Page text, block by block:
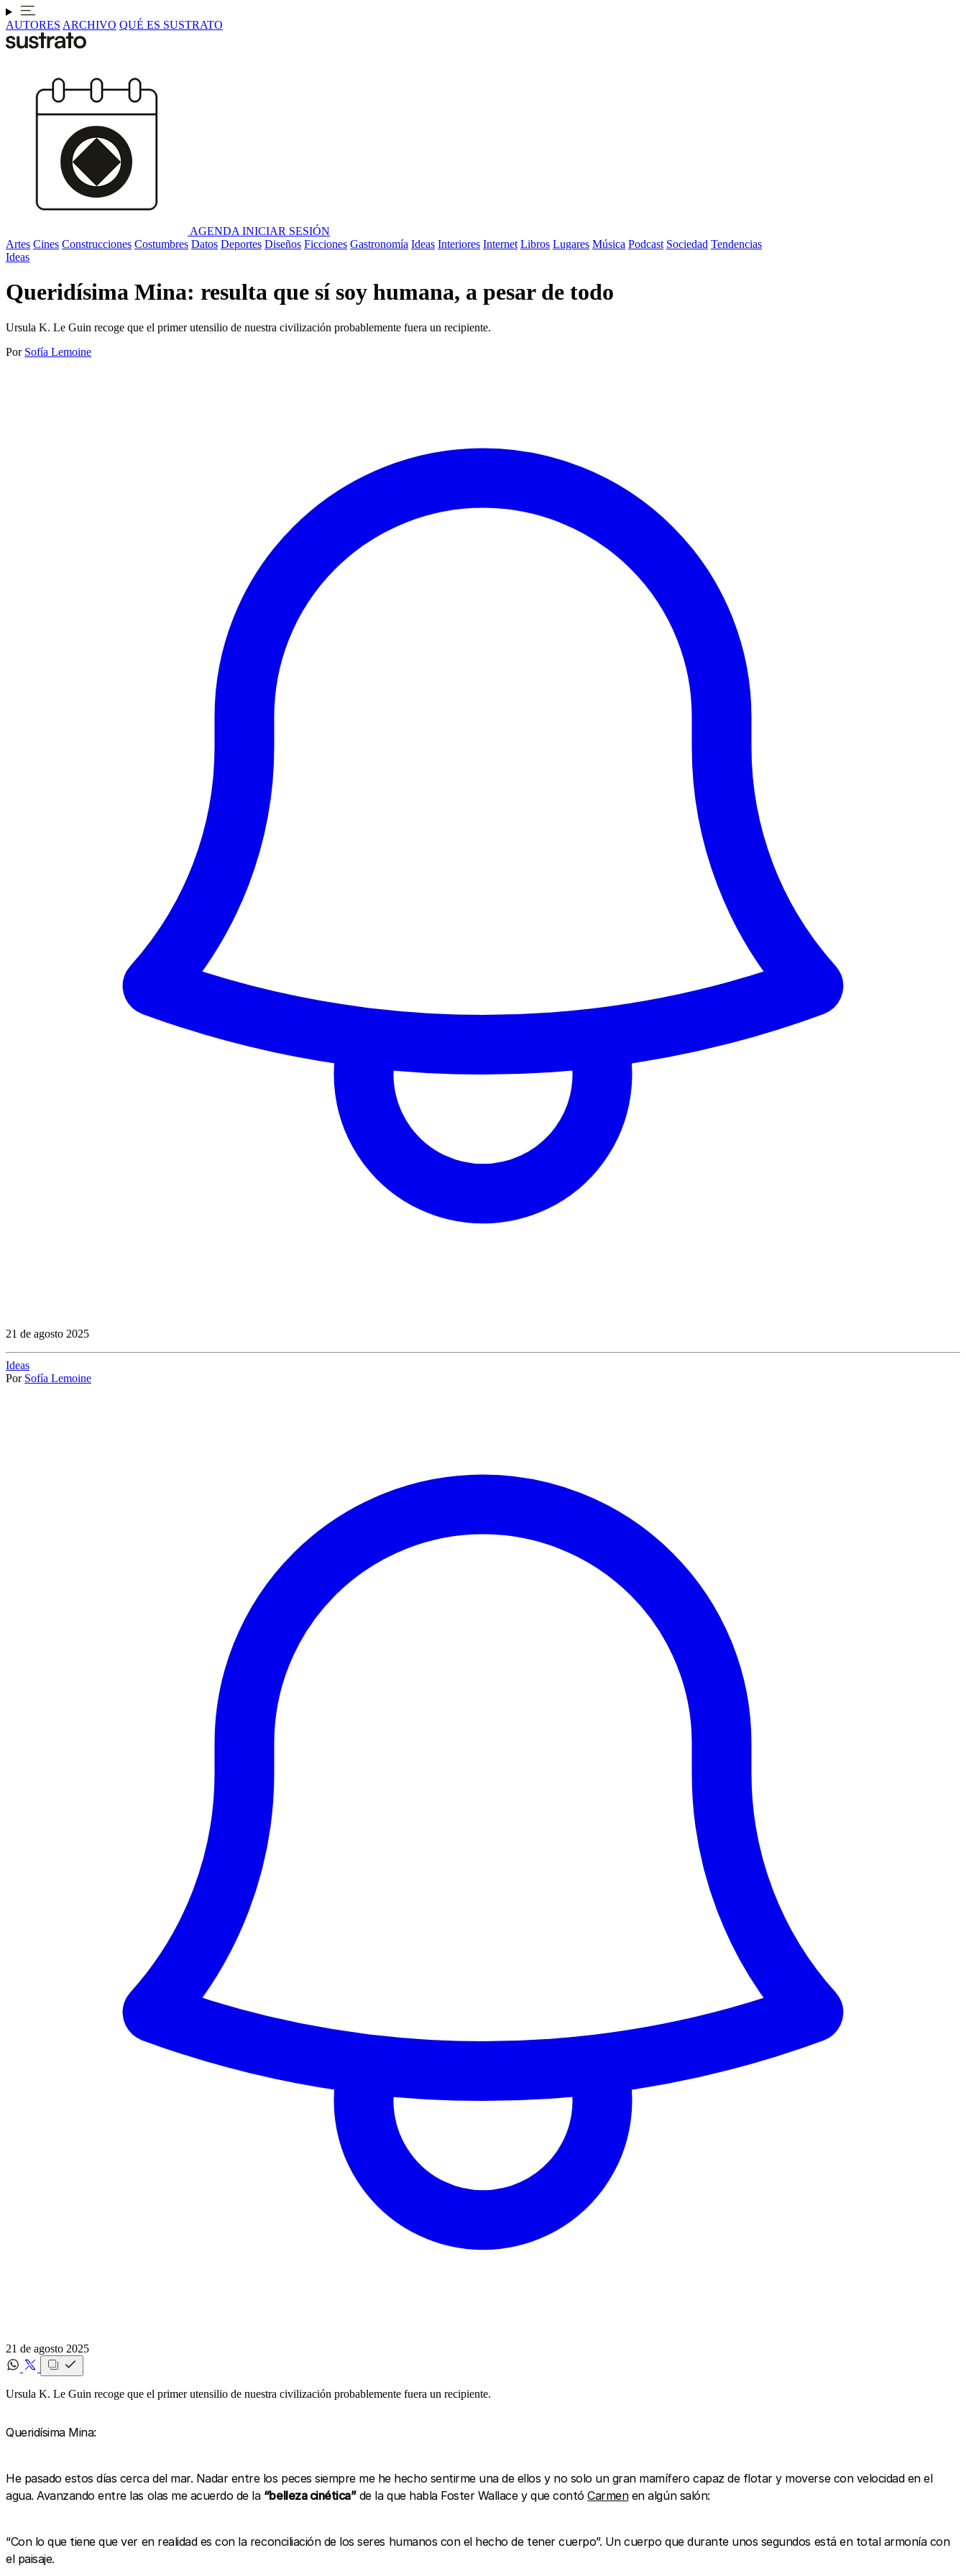
AUTORES ARCHIVO QUÉ ES SUSTRATO
AGENDA INICIAR SESIÓN
Artes Cines Construcciones Costumbres Datos Deportes Diseños Ficciones Gastronomía Ideas Interiores Internet Libros Lugares Música Podcast Sociedad Tendencias
Ideas
Queridísima Mina: resulta que sí soy humana, a pesar de todo
Ursula K. Le Guin recoge que el primer utensilio de nuestra civilización probablemente fuera un recipiente.
Por Sofía Lemoine
21 de agosto 2025
Ideas
Por Sofía Lemoine
21 de agosto 2025
Ursula K. Le Guin recoge que el primer utensilio de nuestra civilización probablemente fuera un recipiente.
Queridísima Mina:
He pasado estos días cerca del mar. Nadar entre los peces siempre me he hecho sentirme una de ellos y no solo un gran mamífero capaz de flotar y moverse con velocidad en el
agua. Avanzando entre las olas me acuerdo de la “belleza cinética”de la que habla Foster Wallace y que contóCarmenen algún salón:
“Con lo que tiene que ver en realidad es con la reconciliación de los seres humanos con el hecho de tener cuerpo”. Un cuerpo que durante unos segundos está en total armonía con
el paisaje.